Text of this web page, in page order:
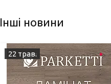
Інші новини
22 трав.